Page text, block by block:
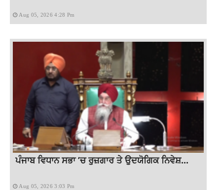
Aug 05, 2026 4:28 Pm
ਪੰਜਾਬ ਵਿਧਾਨ ਸਭਾ ’ਚ ਰੁਜ਼ਗਾਰ ਤੇ ਉਦਯੋਗਿਕ ਨਿਵੇਸ਼...
Aug 05, 2026 3:03 Pm